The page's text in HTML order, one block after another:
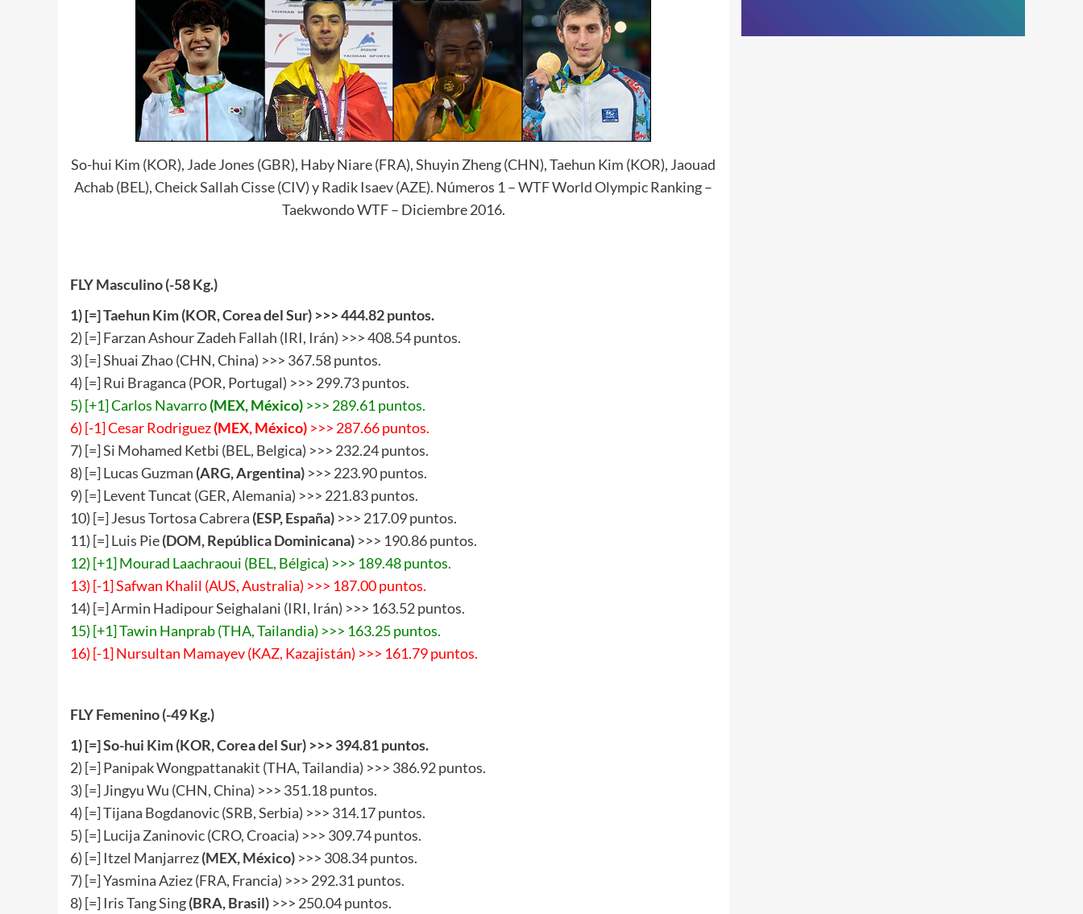
So-hui Kim (KOR), Jade Jones (GBR), Haby Niare (FRA), Shuyin Zheng (CHN), Taehun Kim (KOR), Jaouad
Achab (BEL), Cheick Sallah Cisse (CIV) y Radik Isaev (AZE). Números 1 – WTF World Olympic Ranking –
Taekwondo WTF – Diciembre 2016.
FLY Masculino (-58 Kg.)
1) [=] Taehun Kim (KOR, Corea del Sur) >>>444.82puntos.
2) [=] Farzan Ashour Zadeh Fallah (IRI, Irán) >>> 408.54 puntos.
3) [=] Shuai Zhao (CHN, China) >>> 367.58 puntos.
4) [=] Rui Braganca (POR, Portugal) >>> 299.73 puntos.
5) [+1] Carlos Navarro(MEX, México) >>> 289.61 puntos.
6) [-1] Cesar Rodriguez(MEX, México) >>> 287.66 puntos.
7) [=] Si Mohamed Ketbi (BEL, Belgica) >>> 232.24 puntos.
8) [=] Lucas Guzman (ARG, Argentina) >>> 223.90 puntos.
9) [=] Levent Tuncat (GER, Alemania) >>> 221.83 puntos.
10) [=] Jesus Tortosa Cabrera (ESP,España) >>> 217.09 puntos.
11) [=] Luis Pie(DOM,República Dominicana) >>> 190.86 puntos.
12) [+1] Mourad Laachraoui (BEL, Bélgica) >>> 189.48 puntos.
13) [-1] Safwan Khalil (AUS, Australia) >>> 187.00 puntos.
14) [=] Armin Hadipour Seighalani (IRI, Irán) >>> 163.52 puntos.
15) [+1] Tawin Hanprab (THA, Tailandia) >>> 163.25 puntos.
16) [-1] Nursultan Mamayev (KAZ, Kazajistán) >>> 161.79 puntos.
FLY Femenino (-49 Kg.)
1) [=] So-hui Kim (KOR, Corea del Sur) >>> 394.81 puntos.
2) [=] Panipak Wongpattanakit (THA, Tailandia) >>> 386.92 puntos.
3) [=] Jingyu Wu (CHN, China) >>> 351.18 puntos.
4) [=] Tijana Bogdanovic (SRB, Serbia) >>> 314.17 puntos.
5) [=] Lucija Zaninovic (CRO, Croacia) >>> 309.74 puntos.
6) [=] Itzel Manjarrez(MEX, México) >>> 308.34 puntos.
7) [=] Yasmina Aziez (FRA, Francia) >>> 292.31 puntos.
8) [=] Iris Tang Sing(BRA, Brasil) >>> 250.04 puntos.